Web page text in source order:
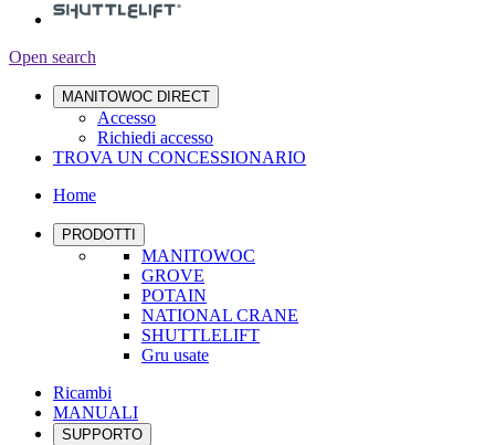
Open search
MANITOWOC DIRECT
Accesso
Richiedi accesso
TROVA UN CONCESSIONARIO
Home
PRODOTTI
MANITOWOC
GROVE
POTAIN
NATIONAL CRANE
SHUTTLELIFT
Gru usate
Ricambi
MANUALI
SUPPORTO